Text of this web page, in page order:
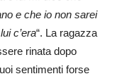
e che io non sarei
c’era“. La ragazza
rinata dopo
sentimenti forse